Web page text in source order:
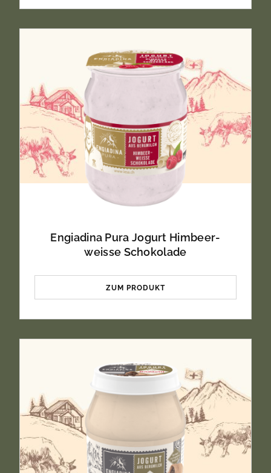
Engiadina Pura Jogurt Himbeer-
weisse Schokolade
ZUM PRODUKT